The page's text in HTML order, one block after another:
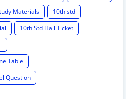
Materials
10th std
10th Std Hall Ticket
Table
Question